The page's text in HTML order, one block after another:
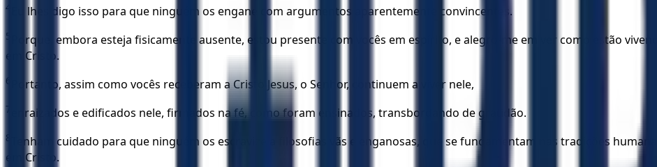
4 Eu lhes digo isso para que ninguém os engane com argumentos aparentemente convincentes.
5
Porque, embora esteja fisicamente ausente, estou presente com vocês em espírito, e alegro-me em ver como estão
em Cristo.
6 Portanto, assim como vocês receberam a Cristo Jesus, o Senhor, continuem a viver nele,
7 enraizados e edificados nele, firmados na fé, como foram ensinados, transbordando de gratidão.
8
Tenham cuidado para que ninguém os escravize a filosofias vãs e enganosas, que se fundamentam nas tradições
em Cristo.